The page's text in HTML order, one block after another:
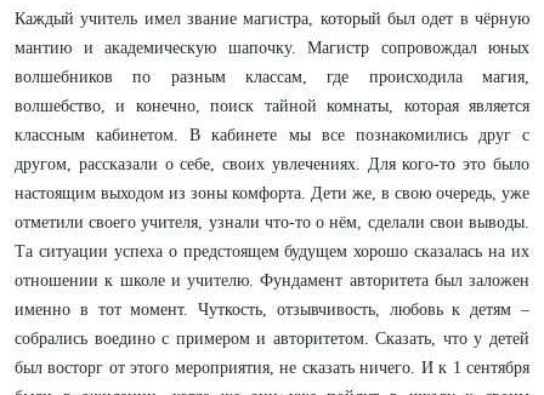
Каждый учитель имел звание магистра, который был одет в чёрную
мантию и академическую шапочку. Магистр сопровождал юных
волшебников по разным классам, где происходила магия,
волшебство, и конечно, поиск тайной комнаты, которая является
классным кабинетом. В кабинете мы все познакомились друг с
другом, рассказали о себе, своих увлечениях. Для кого-то это было
настоящим выходом из зоны комфорта. Дети же, в свою очередь, уже
отметили своего учителя, узнали что-то о нём, сделали свои выводы.
Та ситуации успеха о предстоящем будущем хорошо сказалась на их
отношении к школе и учителю. Фундамент авторитета был заложен
именно в тот момент. Чуткость, отзывчивость, любовь к детям –
собрались воедино с примером и авторитетом. Сказать, что у детей
был восторг от этого мероприятия, не сказать ничего. И к 1 сентября